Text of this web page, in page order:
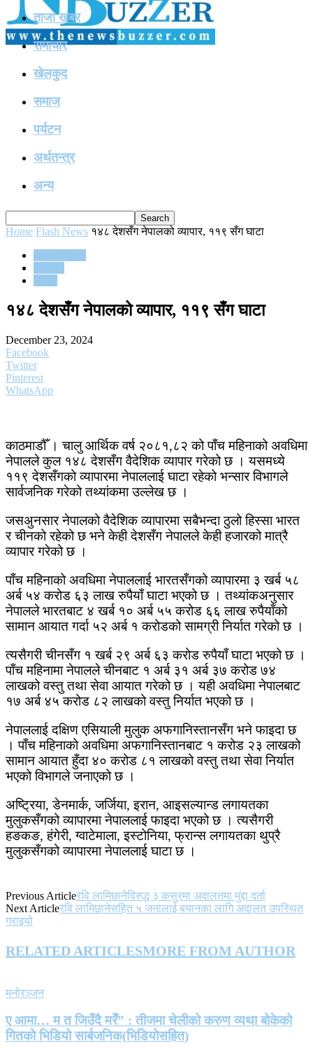
ताजा खबर
समाचार
खेलकुद
समाज
पर्यटन
अर्थतन्त्र
अन्य
Home Flash News १४८ देशसँग नेपालको व्यापार, ११९ सँग घाटा
१४८ देशसँग नेपालको व्यापार, ११९ सँग घाटा
December 23, 2024
Facebook
Twitter
Pinterest
WhatsApp
काठमाडौँ । चालु आर्थिक वर्ष २०८१,८२ को पाँच महिनाको अवधिमा
नेपालले कुल १४८ देशसँग वैदेशिक व्यापार गरेको छ । यसमध्ये
११९ देशसँगको व्यापारमा नेपाललाई घाटा रहेको भन्सार विभागले
सार्वजनिक गरेको तथ्यांकमा उल्लेख छ ।
जसअुनसार नेपालको वैदेशिक व्यापारमा सबैभन्दा ठुलो हिस्सा भारत
र चीनको रहेको छ भने केही देशसँग नेपालले केही हजारको मात्रै
व्यापार गरेको छ ।
पाँच महिनाको अवधिमा नेपाललाई भारतसँगको व्यापारमा ३ खर्ब ५८
अर्ब ५४ करोड ६३ लाख रुपैयाँ घाटा भएको छ । तथ्यांकअनुसार
नेपालले भारतबाट ४ खर्ब १० अर्ब ५५ करोड ६६ लाख रुपैयाँको
सामान आयात गर्दा ५२ अर्ब १ करोडको सामग्री निर्यात गरेको छ ।
त्यसैगरी चीनसँग १ खर्ब २९ अर्ब ६३ करोड रुपैयाँ घाटा भएको छ ।
पाँच महिनामा नेपालले चीनबाट १ अर्ब ३१ अर्ब ३७ करोड ७४
लाखको वस्तु तथा सेवा आयात गरेको छ । यही अवधिमा नेपालबाट
१७ अर्ब ४५ करोड ८२ लाखको वस्तु निर्यात भएको छ ।
नेपाललाई दक्षिण एसियाली मुलुक अफगानिस्तानसँग भने फाइदा छ
। पाँच महिनाको अवधिमा अफगानिस्तानबाट १ करोड २३ लाखको
सामान आयात हुँदा ४० करोड ८१ लाखको वस्तु तथा सेवा निर्यात
भएको विभागले जनाएको छ ।
अष्ट्रिया, डेनमार्क, जर्जिया, इरान, आइसल्यान्ड लगायतका
मुलुकसँगको व्यापारमा नेपाललाई फाइदा भएको छ । त्यसैगरी
हङकङ, हंगेरी, ग्वाटेमाला, इस्टोनिया, फ्रान्स लगायतका थुप्रै
मुलुकसँगको व्यापारमा नेपाललाई घाटा छ ।
Previous Articleरवि लामिछानेविरुद्ध ३ कसुरमा अदालतमा मुद्दा दर्ता
Next Articleरवि लामिछानेसहित ५ जनालाई बयानका लागि अदालत उपस्थित
गराइयो
RELATED ARTICLESMORE FROM AUTHOR
मनोरञ्जन
ए आमा… म त जिउँदै मरेँ” : तीजमा चेलीको करुण व्यथा बोकेको
गितको भिडियो सार्बजनिक(भिडियोसहित)